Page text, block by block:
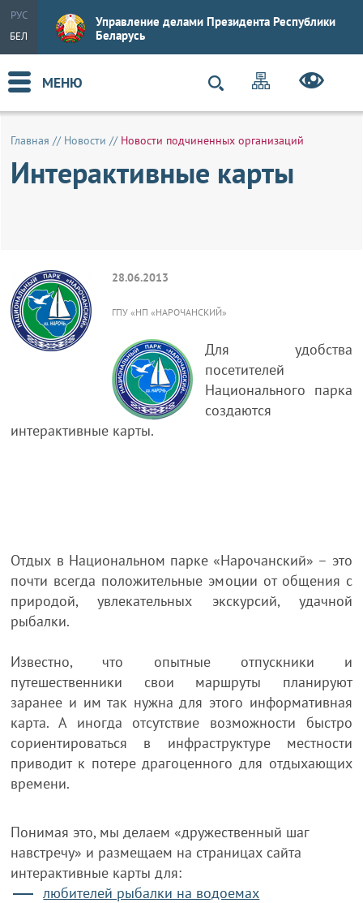
РУС
БЕЛ
Управление делами Президента Республики
Беларусь
МЕНЮ
Главная // Новости // Новости подчиненных организаций
Интерактивные карты
28.06.2013
ГПУ «НП «НАРОЧАНСКИЙ»
Для удобства
посетителей
Национального парка
создаются
интерактивные карты.
Отдых в Национальном парке «Нарочанский» – это
почти всегда положительные эмоции от общения с
природой, увлекательных экскурсий, удачной
рыбалки.
Известно, что опытные отпускники и
путешественники свои маршруты планируют
заранее и им так нужна для этого информативная
карта. А иногда отсутствие возможности быстро
сориентироваться в инфраструктуре местности
приводит к потере драгоценного для отдыхающих
времени.
Понимая это, мы делаем «дружественный шаг
навстречу» и размещаем на страницах сайта
интерактивные карты для:
любителей рыбалки на водоемах